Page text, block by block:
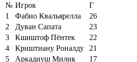
№ Игрок
Г
1
Фабио Квальярелла
26
2
Дуван Сапата
23
3
Кшиштоф Пёнтек
22
4
Криштиану Роналду
21
5
Аркадиуш Милик
17